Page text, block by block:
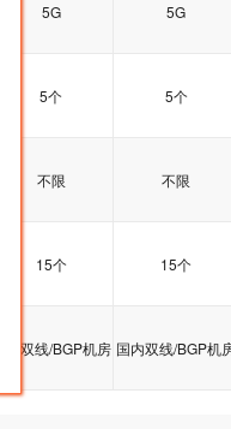
5G 5G
5个 5个
不限 不限
15个 15个
国内双线/BGP机房 国内双线/BGP机